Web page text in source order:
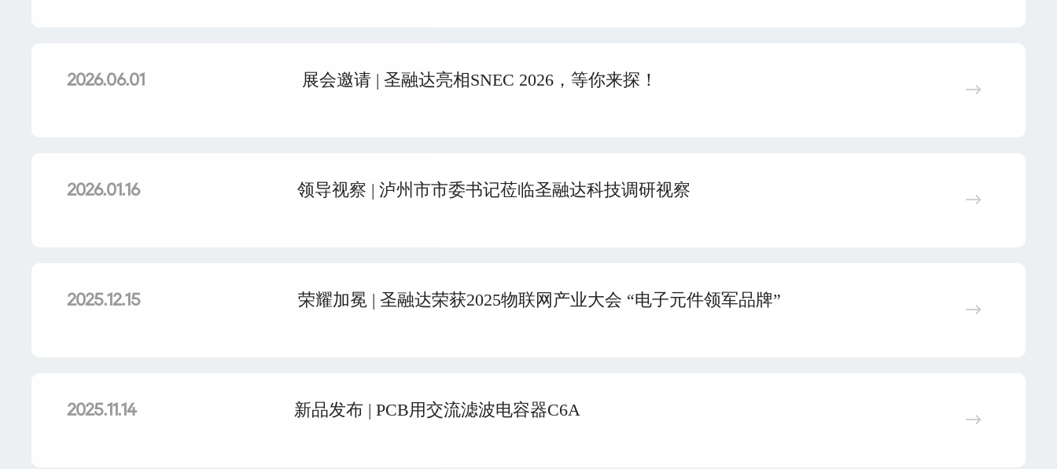
2026.06.01 展会邀请 | 圣融达亮相SNEC 2026，等你来探！
2026.01.16 领导视察 | 泸州市市委书记莅临圣融达科技调研视察
2025.12.15 荣耀加冕 | 圣融达荣获2025物联网产业大会 “电子元件领军品牌”
2025.11.14 新品发布 | PCB用交流滤波电容器C6A